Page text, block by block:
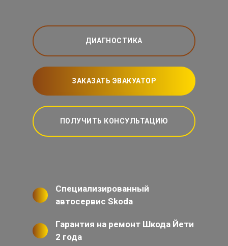
ДИАГНОСТИКА
ЗАКАЗАТЬ ЭВАКУАТОР
ПОЛУЧИТЬ КОНСУЛЬТАЦИЮ
Специализированный
автосервис Skoda
Гарантия на ремонт Шкода Йети
2 года